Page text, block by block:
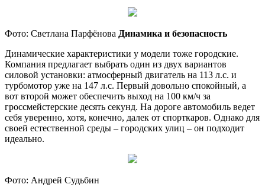
Фото: Светлана Парфёнова Динамика и безопасность
Динамические характеристики у модели тоже городские.
Компания предлагает выбрать один из двух вариантов
силовой установки: атмосферный двигатель на 113 л.с. и
турбомотор уже на 147 л.с. Первый довольно спокойный, а
вот второй может обеспечить выход на 100 км/ч за
гроссмейстерские десять секунд. На дороге автомобиль ведет
себя уверенно, хотя, конечно, далек от спорткаров. Однако для
своей естественной среды – городских улиц – он подходит
идеально.
Фото: Андрей Судьбин